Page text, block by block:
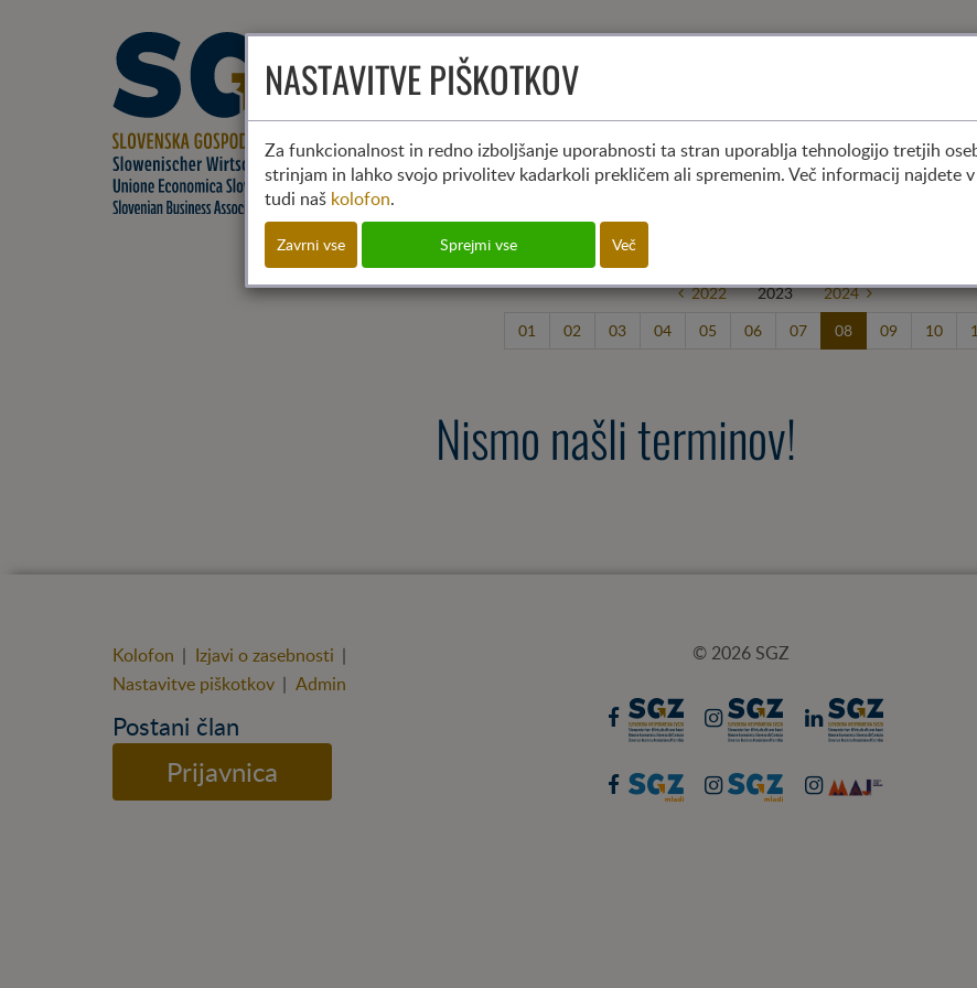
2022 2023
2024
01
02 03 04 05 06 07 08 09 10
Nismo našli terminov!
Kolofon | Izjavi o zasebnosti |
Nastavitve piškotkov | Admin
Postani član
Prijavnica
© 2026 SGZ
NASTAVITVE PIŠKOTKOV
Za funkcionalnost in redno izboljšanje uporabnosti ta stran uporablja tehnologijo tretjih
strinjam in lahko svojo privolitev kadarkoli prekličem ali spremenim. Več informacij najdete v
tudi naš kolofon.
Zavrni vse Sprejmi vse Več